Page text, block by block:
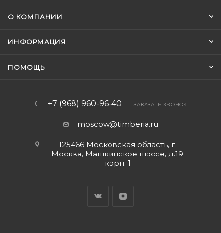
О КОМПАНИИ
ИНФОРМАЦИЯ
ПОМОЩЬ
+7 (968) 960-96-40 ЗАКАЗАТЬ ЗВОНОК
moscow@timberia.ru
125466 Московская область, г.
Москва, Машкинское шоссе, д.19,
корп. 1